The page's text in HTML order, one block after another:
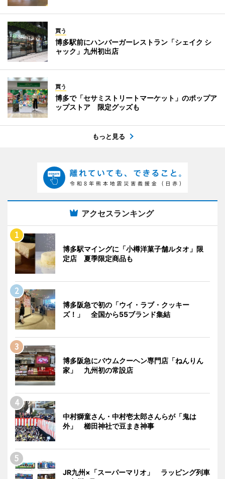
買う
博多駅前にハンバーガーレストラン「シェイク シ
ャック」九州初出店
買う
博多で「セサミストリートマーケット」のポップア
ップストア 限定グッズも
もっと見る
アクセスランキング
博多駅マイングに「小樽洋菓子舗ルタオ」限
定店 夏季限定商品も
博多阪急で初の「ウイ・ラブ・クッキー
ズ！」 全国から55ブランド集結
博多阪急にバウムクーヘン専門店「ねんりん
家」 九州初の常設店
中村獅童さん・中村壱太郎さんらが「鬼は
外」 櫛田神社で豆まき神事
JR九州×「スーパーマリオ」 ラッピング列車